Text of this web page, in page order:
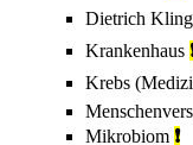
Dietrich
Krankenhaus
Krebs
Mikrobiom ❗